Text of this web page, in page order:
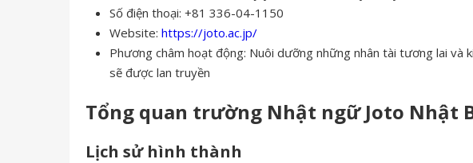
Số điện thoại: +81 336-04-1150
Website: https://joto.ac.jp/
Phương châm hoạt động: Nuôi dưỡng những nhân tài tương lai và
sẽ được lan truyền
Tổng quan trường Nhật ngữ Joto Nhật
Lịch sử hình thành